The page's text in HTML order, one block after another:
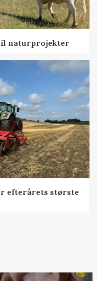
naturprojekter
efterårets største